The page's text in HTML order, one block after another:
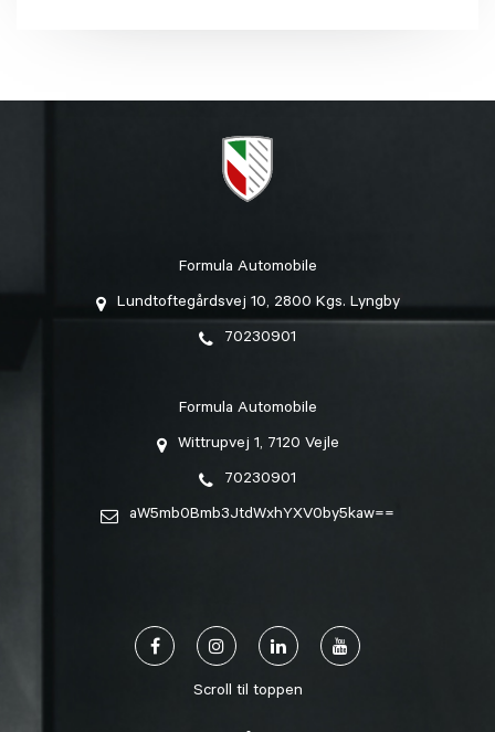
Formula Automobile
Lundtoftegårdsvej 10, 2800 Kgs. Lyngby
70230901
Formula Automobile
Wittrupvej 1, 7120 Vejle
70230901
aW5mb0Bmb3JtdWxhYXV0by5kaw==
Scroll til toppen